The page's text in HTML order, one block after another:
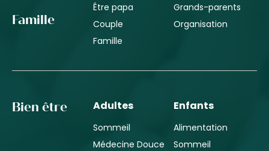
Famille
Être papa
Couple
Famille
Grands-parents
Organisation
Bien être Adultes
Sommeil
Médecine Douce
Enfants
Alimentation
Sommeil